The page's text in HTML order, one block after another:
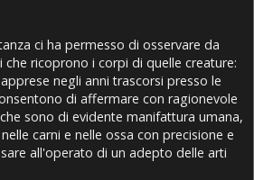
ci ha permesso di osservare da
che ricoprono i corpi di quelle creature:
negli anni trascorsi presso le
di affermare con ragionevole
sono di evidente manifattura umana,
carni e nelle ossa con precisione e
all'operato di un adepto delle arti